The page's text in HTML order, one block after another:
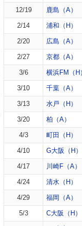
12/19 鹿島（A）
2/14 浦和（H）
2/20 広島（A）
2/27 京都（A）
3/6 横浜FM（H
3/10 千葉（A）
3/13 水戸（H）
3/20 柏（A）
4/3 町田（H）
4/10 G大阪（H）
4/17 川崎F（A）
4/24 清水（H）
4/29 福岡（A）
5/3 C大阪（H）